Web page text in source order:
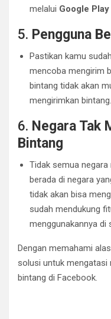
melalui Google
5. Pengguna
Pastikan kamu
mencoba mengirim
bintang tidak akan
mengirimkan bintang.
6. Negara Tak
Bintang
Tidak semua
berada di negara
tidak akan bisa
sudah mendukung
menggunakannya di
Dengan memahami
solusi untuk
bintang di Facebook.